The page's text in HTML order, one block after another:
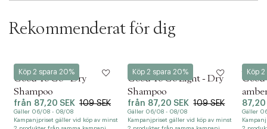
Rekommenderat för dig
Köp 2 spara 20%
Löwengrip
Good To Go - Dry
Shampoo
från 87,20 SEK 109 SEK
Gäller 06/08 - 08/08
Kampanjpriset gäller vid köp av minst
Köp 2 spara 20%
Löwengrip
Good To Go Light - Dry
Shampoo
från 87,20 SEK 109 SEK
Gäller 06/08 - 08/08
Kampanjpriset gäller vid köp av minst
Köp
Good
87,20
Gäller